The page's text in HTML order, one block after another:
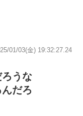
01/03(金) 19:32:27.24
うな
だろ